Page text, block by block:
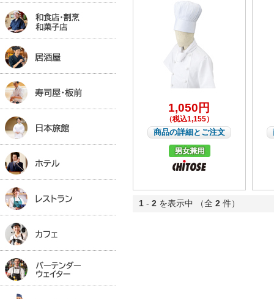
1,050円
（税込1,155）
商品の詳細とご注文
1 - 2 を表示中 （全 2 件）